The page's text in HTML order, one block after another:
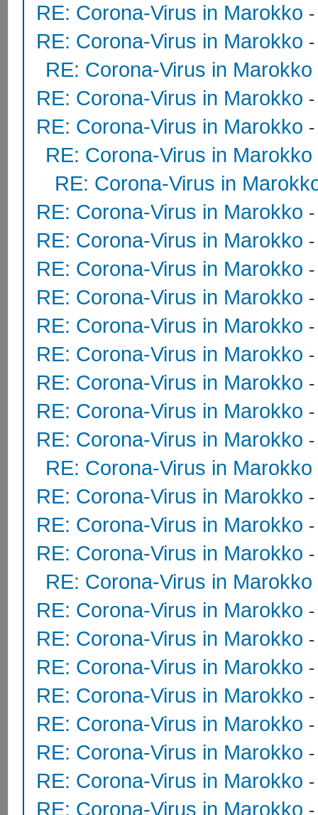
RE: Corona-Virus in Marokko
RE: Corona-Virus in Marokko
RE: Corona-Virus in Marokko
RE: Corona-Virus in Marokko
RE: Corona-Virus in Marokko
RE: Corona-Virus in Marokko
RE: Corona-Virus in
RE: Corona-Virus in Marokko
RE: Corona-Virus in Marokko
RE: Corona-Virus in Marokko
RE: Corona-Virus in Marokko
RE: Corona-Virus in Marokko
RE: Corona-Virus in Marokko
RE: Corona-Virus in Marokko
RE: Corona-Virus in Marokko
RE: Corona-Virus in Marokko
RE: Corona-Virus in Marokko
RE: Corona-Virus in Marokko
RE: Corona-Virus in Marokko
RE: Corona-Virus in Marokko
RE: Corona-Virus in Marokko
RE: Corona-Virus in Marokko
RE: Corona-Virus in Marokko
RE: Corona-Virus in Marokko
RE: Corona-Virus in Marokko
RE: Corona-Virus in Marokko
RE: Corona-Virus in Marokko
RE: Corona-Virus in Marokko
RE: Corona-Virus in Marokko